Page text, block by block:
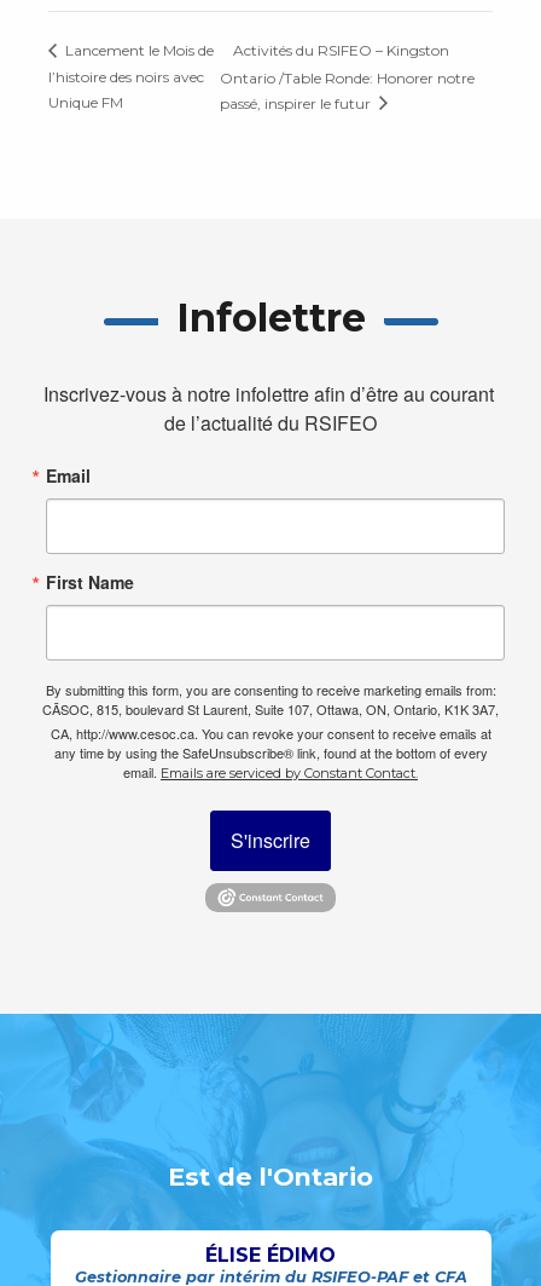
Lancement le Mois de
l’histoire des noirs avec
Unique FM
Activités du RSIFEO – Kingston
Ontario /Table Ronde: Honorer notre
passé, inspirer le futur
Infolettre
Inscrivez-vous à notre infolettre afin d’être au courant
de l’actualité du RSIFEO
Email
First Name
By submitting this form, you are consenting to receive marketing emails from:
CÃSOC, 815, boulevard St Laurent, Suite 107, Ottawa, ON, Ontario, K1K 3A7,
CA, http://www.cesoc.ca. You can revoke your consent to receive emails at
any time by using the SafeUnsubscribe® link, found at the bottom of every
email. Emails are serviced by Constant Contact.
S'inscrire
Est de l'Ontario
ÉLISE ÉDIMO
Gestionnaire par intérim du RSIFEO-PAF et CFA